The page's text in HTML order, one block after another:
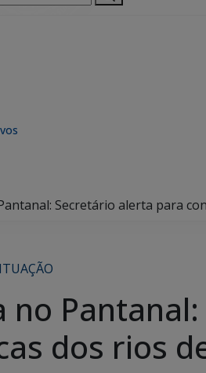
Secretário alerta para
no
dos rios